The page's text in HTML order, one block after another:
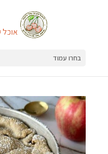
בחרו עמוד